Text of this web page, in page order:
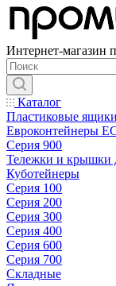
Интернет-магазин
Каталог
Пластиковые ящики
Евроконтейнеры
Серия 900
Тележки и крышки
Куботейнеры
Серия 100
Серия 200
Серия 300
Серия 400
Серия 600
Серия 700
Складные